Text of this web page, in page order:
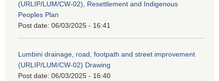
(URLIP/LUM/CW-02), Resettlement and Indigenous
Peoples Plan
Post date: 06/03/2025 - 16:41
Lumbini drainage, road, footpath and street improvement
(URLIP/LUM/CW-02) Drawing
Post date: 06/03/2025 - 16:40